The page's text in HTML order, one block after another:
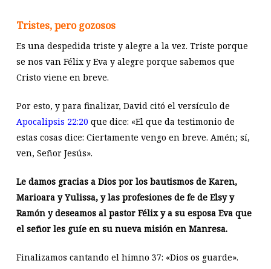
Tristes, pero gozosos
Es una despedida triste y alegre a la vez. Triste porque
se nos van Félix y Eva y alegre porque sabemos que
Cristo viene en breve.
Por esto, y para finalizar, David citó el versículo de
Apocalipsis 22:20 que dice: «El que da testimonio de
estas cosas dice: Ciertamente vengo en breve. Amén; sí,
ven, Señor Jesús».
Le damos gracias a Dios por los bautismos de Karen,
Marioara y Yulissa, y las profesiones de fe de Elsy y
Ramón y deseamos al pastor Félix y a su esposa Eva que
el señor les guíe en su nueva misión en Manresa.
Finalizamos cantando el himno 37: «Dios os guarde».